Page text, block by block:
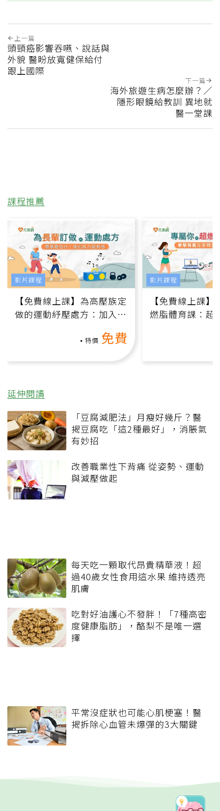
上一篇
頭頸癌影響吞嚥、說話與
外貌 醫盼放寬健保給付
跟上國際
下一篇
海外旅遊生病怎麼辦？／
隱形眼鏡給教訓 異地就
醫一堂課
課程推薦
【免費線上課】為高壓族定
做的運動紓壓處方：加入行
特價 免費
影片課程
【免費線上課
燃脂體育課：超
影片課程
延伸閱讀
「豆腐減肥法」月瘦好幾斤？醫
揭豆腐吃「這2種最好」，消脹氣
有妙招
改善職業性下背痛 從姿勢、運動
與減壓做起
每天吃一顆取代昂貴精華液！超
過40歲女性食用這水果 維持透亮
肌膚
吃對好油護心不發胖！「7種高密
度健康脂肪」，酪梨不是唯一選
擇
平常沒症狀也可能心肌梗塞！醫
揭拆除心血管未爆彈的3大關鍵